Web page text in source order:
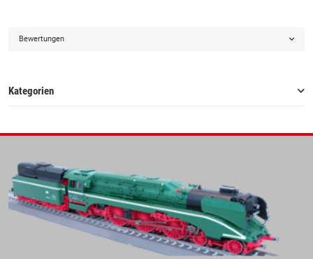
Bewertungen
Kategorien